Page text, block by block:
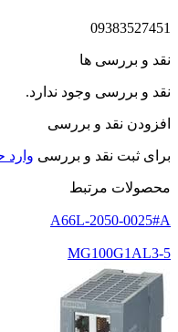
09383527451
نقد و بررسی ها
نقد و بررسی وجود ندارد.
افزودن نقد و بررسی
برای ثبت نقد و بررسی
محصولات مرتبط
A66L-2050-0025#A
MG100G1AL3-5